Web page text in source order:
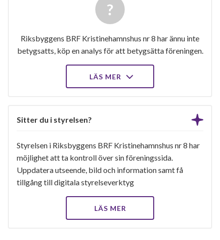
Riksbyggens BRF Kristinehamnshus nr 8 har ännu inte
betygsatts, köp en analys för att betygsätta föreningen.
LÄS MER
Sitter du i styrelsen?
Styrelsen i Riksbyggens BRF Kristinehamnshus nr 8 har
möjlighet att ta kontroll över sin föreningssida.
Uppdatera utseende, bild och information samt få
tillgång till digitala styrelseverktyg
LÄS MER